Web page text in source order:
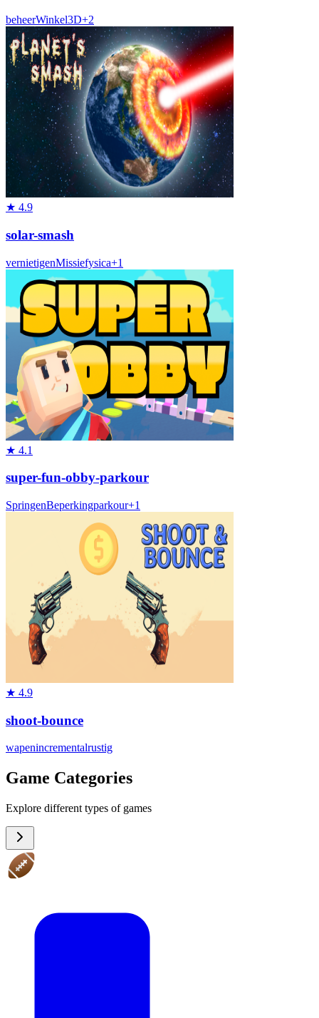
beheerWinkel3D+2
★ 4.9
solar-smash
vernietigenMissiefysica+1
★ 4.1
super-fun-obby-parkour
SpringenBeperkingparkour+1
★ 4.9
shoot-bounce
wapenincrementalrustig
Game Categories
Explore different types of games